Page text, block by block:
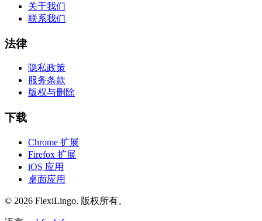
关于我们
联系我们
法律
隐私政策
服务条款
版权与删除
下载
Chrome 扩展
Firefox 扩展
iOS 应用
桌面应用
© 2026 FlexiLingo. 版权所有。